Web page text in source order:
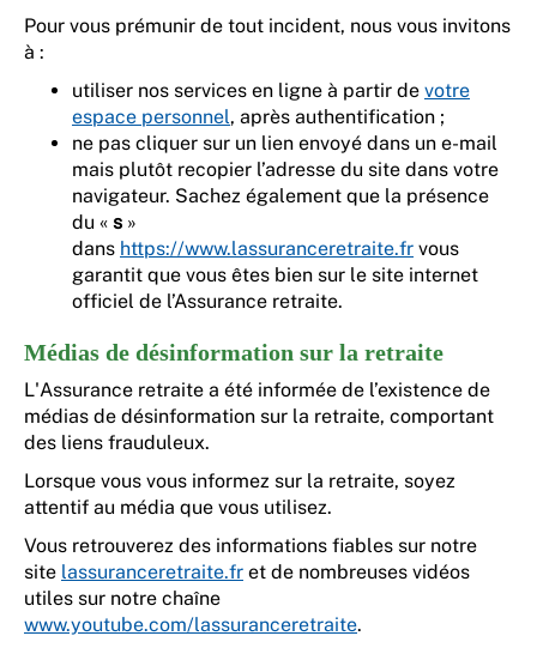
Pour vous prémunir de tout incident, nous vous invitons
à :
utiliser nos services en ligne à partir de votre
espace personnel, après authentification ;
ne pas cliquer sur un lien envoyé dans un e-mail
mais plutôt recopier l’adresse du site dans votre
navigateur. Sachez également que la présence
du « s »
dans https://www.lassuranceretraite.fr vous
garantit que vous êtes bien sur le site internet
officiel de l’Assurance retraite.
Médias de désinformation sur la retraite
L'Assurance retraite a été informée de l’existence de
médias de désinformation sur la retraite, comportant
des liens frauduleux.
Lorsque vous vous informez sur la retraite, soyez
attentif au média que vous utilisez.
Vous retrouverez des informations fiables sur notre
site lassuranceretraite.fr et de nombreuses vidéos
utiles sur notre chaîne
www.youtube.com/lassuranceretraite.